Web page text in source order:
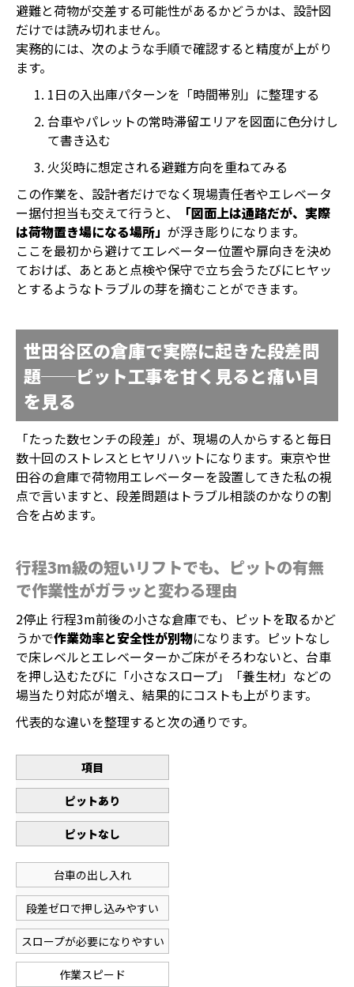
避難と荷物が交差する可能性があるかどうかは、設計図
だけでは読み切れません。
実務的には、次のような手順で確認すると精度が上がり
ます。
1日の入出庫パターンを「時間帯別」に整理する
台車やパレットの常時滞留エリアを図面に色分けし
て書き込む
火災時に想定される避難方向を重ねてみる
この作業を、設計者だけでなく現場責任者やエレベータ
ー据付担当も交えて行うと、
「図面上は通路だが、実際
は荷物置き場になる場所」 が浮き彫りになります。
ここを最初から避けてエレベーター位置や扉向きを決め
ておけば、あとあと点検や保守で立ち会うたびにヒヤッ
とするようなトラブルの芽を摘むことができます。
世田谷区の倉庫で実際に起きた段差問
題──ピット工事を甘く見ると痛い目
を見る
「たった数センチの段差」が、現場の人からすると毎日
数十回のストレスとヒヤリハットになります。東京や世
田谷の倉庫で荷物用エレベーターを設置してきた私の視
点で言いますと、段差問題はトラブル相談のかなりの割
合を占めます。
行程3m級の短いリフトでも、ピットの有無
で作業性がガラッと変わる理由
2停止 行程3m前後の小さな倉庫でも、ピットを取るかど
うかで作業効率と安全性が別物になります。ピットなし
で床レベルとエレベーターかご床がそろわないと、台車
を押し込むたびに「小さなスロープ」「養生材」などの
場当たり対応が増え、結果的にコストも上がります。
代表的な違いを整理すると次の通りです。
項目
ピットあり
ピットなし
台車の出し入れ
段差ゼロで押し込みやすい
スロープが必要になりやすい
作業スピード